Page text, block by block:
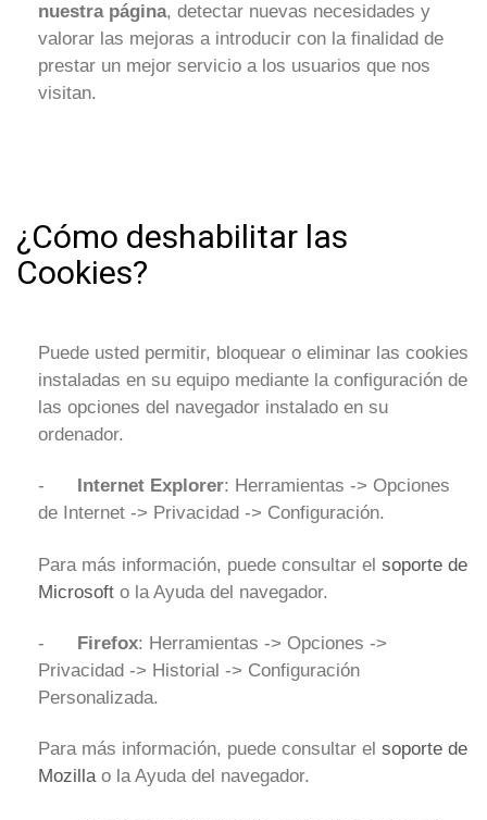
nuestra página, detectar nuevas necesidades y
valorar las mejoras a introducir con la finalidad de
prestar un mejor servicio a los usuarios que nos
visitan.
¿Cómo deshabilitar las
Cookies?
Puede usted permitir, bloquear o eliminar las cookies
instaladas en su equipo mediante la configuración de
las opciones del navegador instalado en su
ordenador.
- Internet Explorer: Herramientas -> Opciones
de Internet -> Privacidad -> Configuración.
Para más información, puede consultar el soporte de
Microsoft o la Ayuda del navegador.
- Firefox: Herramientas -> Opciones ->
Privacidad -> Historial -> Configuración
Personalizada.
Para más información, puede consultar el soporte de
Mozillao la Ayuda del navegador.